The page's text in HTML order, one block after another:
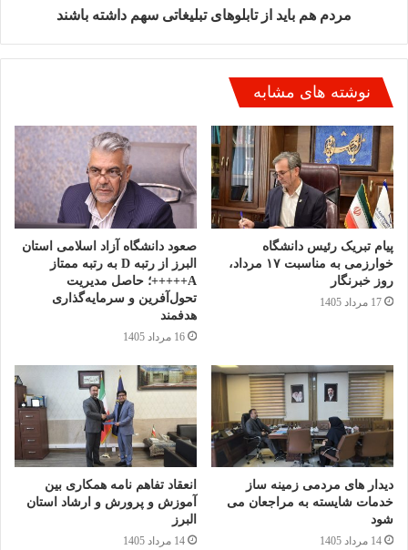
استاد بهرام پور مهرام دارنده دکترای ادبیات اسلو و تورنتو با سی
سال سابقه تدریس در کشور های اسکاندیناوی به عنوان مدیر انجمن
ادبی نگار خانه و آمزشگاه آزاد مسیح آذری در خصوص برپایی این
نمایشگاه گفت: نمایشگاه های استاد شاگردی یکی از بهترین ایده ها
بوده برای معرفی اساتید و آثار هنرجویان که در معرض دید عموم
قرار بگیرند.
هنرجویان برای فعالیت در بازار کار می باشد که خوشبختانه در این
مهم خیلی موفق بودیم.
مردم هم باید از تابلوهای تبلیغاتی سهم داشته باشند
نوشته های مشابه
پیام تبریک رئیس دانشگاه
خوارزمی به مناسبت ۱۷ مرداد،
روز خبرنگار
17 مرداد 1405
صعود دانشگاه آزاد اسلامی استان
البرز از رتبه D به رتبه ممتاز
A+++++؛ حاصل مدیریت
تحول‌آفرین و سرمایه‌گذاری
هدفمند
16 مرداد 1405
دیدار های مردمی زمینه ساز
خدمات شایسته به مراجعان می
شود
14 مرداد 1405
انعقاد تفاهم نامه همکاری بین
آموزش و پرورش و ارشاد استان
البرز
14 مرداد 1405